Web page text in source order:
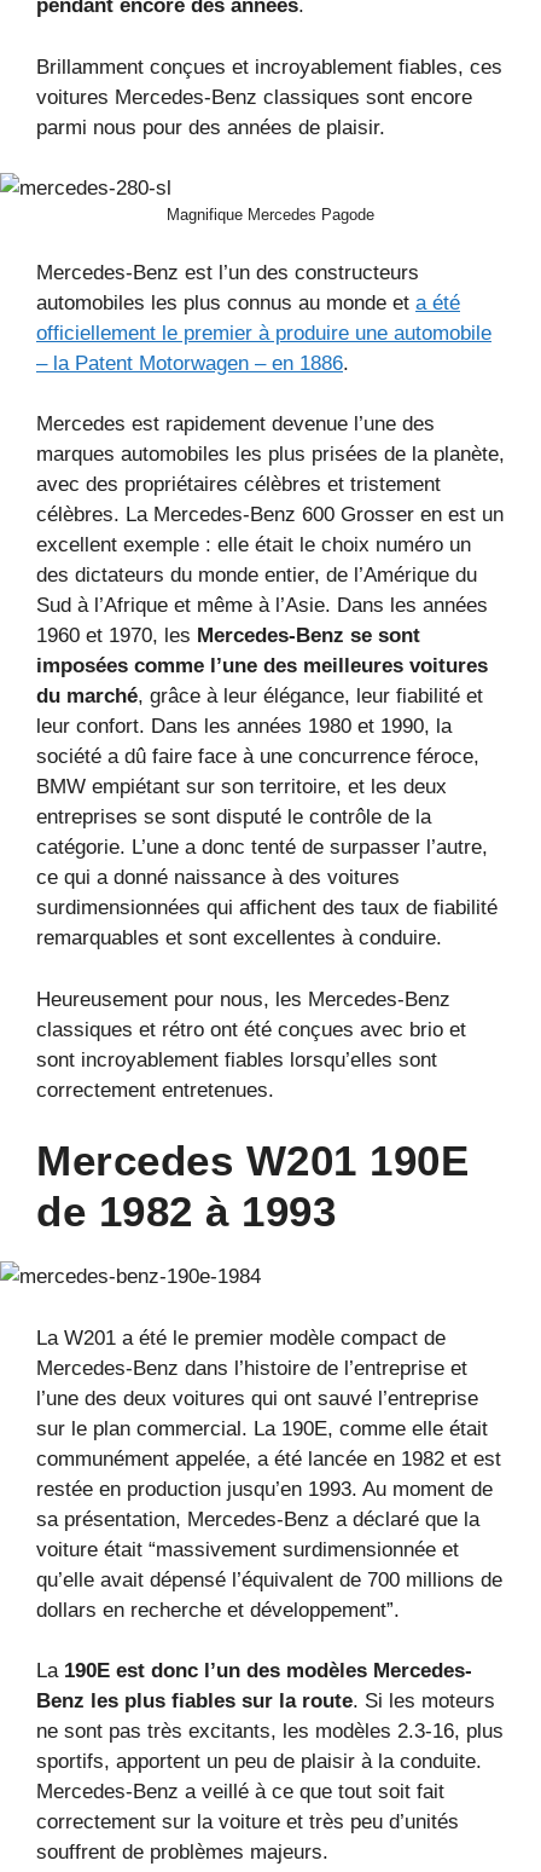
pendant encore des années.
Brillamment conçues et incroyablement fiables, ces
voitures Mercedes-Benz classiques sont encore
parmi nous pour des années de plaisir.
Magnifique Mercedes Pagode
Mercedes-Benz est l’un des constructeurs
automobiles les plus connus au monde et a été
officiellement le premier à produire une automobile
– la Patent Motorwagen – en 1886.
Mercedes est rapidement devenue l’une des
marques automobiles les plus prisées de la planète,
avec des propriétaires célèbres et tristement
célèbres. La Mercedes-Benz 600 Grosser en est un
excellent exemple : elle était le choix numéro un
des dictateurs du monde entier, de l’Amérique du
Sud à l’Afrique et même à l’Asie. Dans les années
1960 et 1970, les Mercedes-Benz se sont
imposées comme l’une des meilleures voitures
du marché, grâce à leur élégance, leur fiabilité et
leur confort. Dans les années 1980 et 1990, la
société a dû faire face à une concurrence féroce,
BMW empiétant sur son territoire, et les deux
entreprises se sont disputé le contrôle de la
catégorie. L’une a donc tenté de surpasser l’autre,
ce qui a donné naissance à des voitures
surdimensionnées qui affichent des taux de fiabilité
remarquables et sont excellentes à conduire.
Heureusement pour nous, les Mercedes-Benz
classiques et rétro ont été conçues avec brio et
sont incroyablement fiables lorsqu’elles sont
correctement entretenues.
Mercedes W201 190E
de 1982 à 1993
La W201 a été le premier modèle compact de
Mercedes-Benz dans l’histoire de l’entreprise et
l’une des deux voitures qui ont sauvé l’entreprise
sur le plan commercial. La 190E, comme elle était
communément appelée, a été lancée en 1982 et est
restée en production jusqu’en 1993. Au moment de
sa présentation, Mercedes-Benz a déclaré que la
voiture était “massivement surdimensionnée et
qu’elle avait dépensé l’équivalent de 700 millions de
dollars en recherche et développement”.
La 190E est donc l’un des modèles Mercedes-
Benz les plus fiables sur la route. Si les moteurs
ne sont pas très excitants, les modèles 2.3-16, plus
sportifs, apportent un peu de plaisir à la conduite.
Mercedes-Benz a veillé à ce que tout soit fait
correctement sur la voiture et très peu d’unités
souffrent de problèmes majeurs.